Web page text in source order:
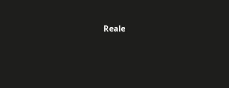
Reale